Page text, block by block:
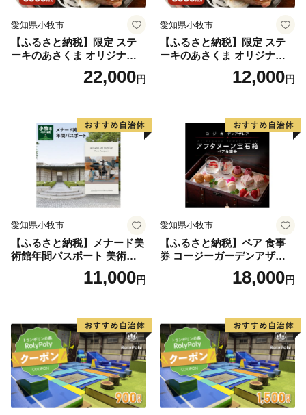
愛知県小牧市
【ふるさと納税】限定 ステ
ーキのあさくま オリジナル
お食事券 6000円 お好きなメ
ニュー 好きなだけ コーンス
県 小牧店 小牧市 チケット 送
料無料
22,000円
愛知県小牧市
【ふるさと納税】限定 ステ
ーキのあさくま オリジナル
お食事券 3000円 お好きなメ
ニュー 好きなだけ コーンス
県 小牧店 小牧市 チケット 送
12,000円
愛知県小牧市
【ふるさと納税】メナード美
術館年間パスポート 美術館
11,000円
愛知県小牧市
【ふるさと納税】ペア 食事
券 コージーガーデンアザレ
ア アフタヌーン宝石箱 ホテ
ル特製 デザート 6種類 サン
ティー チケット 券 2名様分
お祝 誕生日 記念日 名鉄小牧
ホテル 愛知県 小牧市 送料無
料
18,000円